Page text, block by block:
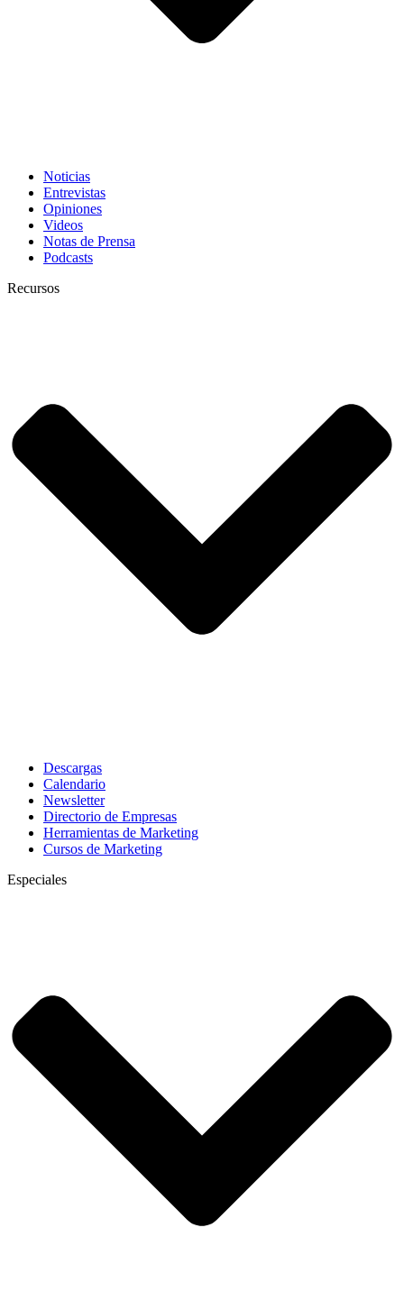
Noticias
Entrevistas
Opiniones
Videos
Notas de Prensa
Podcasts
Recursos
Descargas
Calendario
Newsletter
Directorio de Empresas
Herramientas de Marketing
Cursos de Marketing
Especiales